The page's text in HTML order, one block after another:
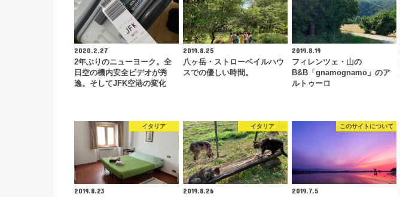
2020.2.27
2年ぶりのニューヨーク。全
日空の機内安全ビデオが秀
逸。そしてJFK空港の変化
2019.8.25
八ヶ岳・ストローベイルハウ
スでの優しい時間。
2019.8.19
フィレンツェ・山の
B&B「gnamognamo」のア
ルトゥーロ
イタリア
2019.8.23
イタリア
2019.8.26
このサイトについて
2019.7.5